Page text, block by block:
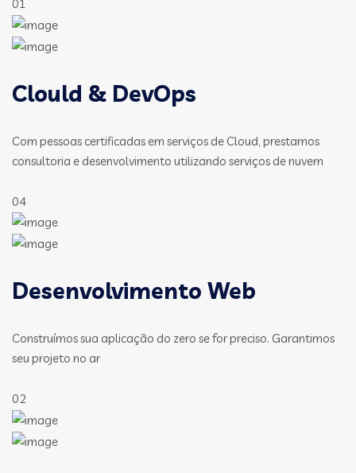
01
Clould & DevOps
Com pessoas certificadas em serviços de Cloud, prestamos
consultoria e desenvolvimento utilizando serviços de nuvem
04
Desenvolvimento Web
Construímos sua aplicação do zero se for preciso. Garantimos
seu projeto no ar
02